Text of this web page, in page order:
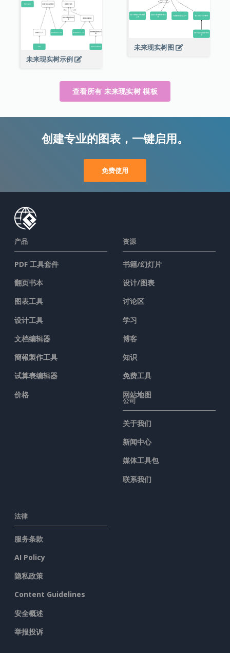
未来现实树示例
未来现实树图
查看所有 未来现实树 模板
创建专业的图表，一键启用。
免费使用
产品
PDF 工具套件
翻页书本
图表工具
设计工具
文档编辑器
簡報製作工具
试算表编辑器
价格
资源
书籍/幻灯片
设计/图表
讨论区
学习
博客
知识
免费工具
网站地图
公司
关于我们
新闻中心
媒体工具包
联系我们
法律
服务条款
AI Policy
隐私政策
Content Guidelines
安全概述
举报投诉